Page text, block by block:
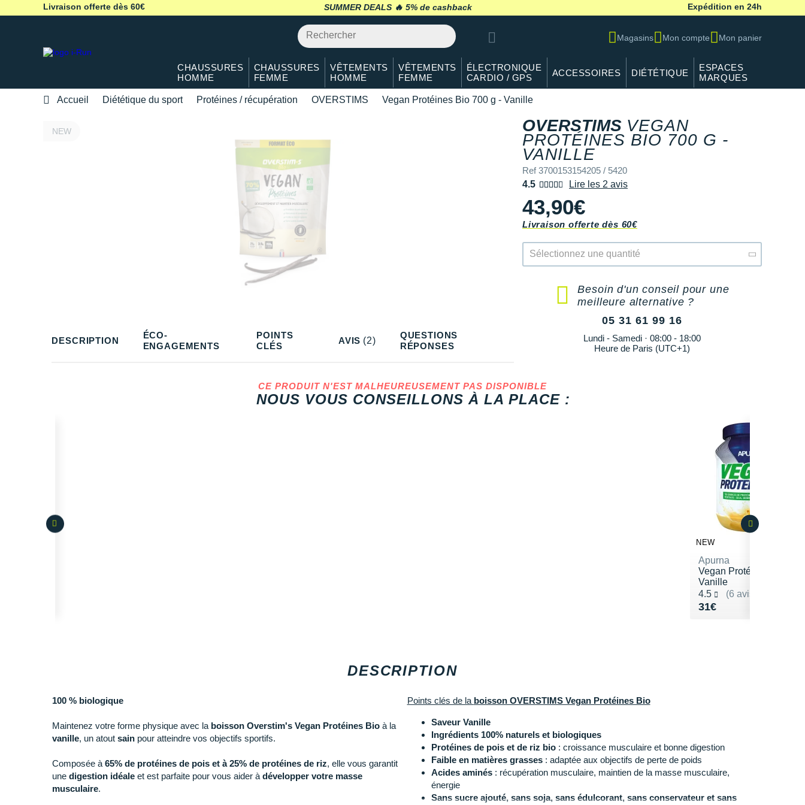
Livraison offerte dès 60€ SUMMER DEALS 🔥 retour 30 jours* Expédition en 24h
Magasins Mon compte Mon panier
CHAUSSURES
HOMME
CHAUSSURES
FEMME
VÊTEMENTS
HOMME
VÊTEMENTS
FEMME
ÉLECTRONIQUE
CARDIO / GPS
ACCESSOIRES DIÉTÉTIQUE
ESPACES
MARQUES
Accueil Diététique du sport Protéines / récupération OVERSTIMS Vegan Protéines Bio 700 g - Vanille
OVERSTIMS VEGAN
PROTÉINES BIO 700 G -
VANILLE
Ref 3700153154205 / 5420
4.5
Lire les 2 avis
43,90€
Livraison offerte dès 60€
Sélectionnez une quantité
Besoin d'un conseil pour une
meilleure alternative ?
05 31 61 99 16
Lundi - Samedi · 08:00 - 18:00
Heure de Paris (UTC+1)
NEW
DESCRIPTION
ÉCO-
ENGAGEMENTS
POINTS
CLÉS
AVIS (2)
QUESTIONS
RÉPONSES
CE PRODUIT N'EST MALHEUREUSEMENT PAS DISPONIBLE
NOUS VOUS CONSEILLONS À LA PLACE :
NEW
Apurna
Vegan Protéines -
Vanille
4.5
(6 avis)
Noté 4.5 sur 5
31€
Vendu 31€
DESCRIPTION
100 % biologique
Maintenez votre forme physique avec la boisson Overstim's Vegan Protéines Bio à la
vanille, un atout sain pour atteindre vos objectifs sportifs.
Composée à 65% de protéines de pois et à 25% de protéines de riz, elle vous garantit
une digestion idéale et est parfaite pour vous aider à développer votre masse
musculaire.
Points clés de la boisson OVERSTIMS Vegan Protéines Bio
Saveur Vanille
Ingrédients 100% naturels et biologiques
Protéines de pois et de riz bio: croissance musculaire et bonne digestion
Faible en matières grasses: adaptée aux objectifs de perte de poids
Acides aminés: récupération musculaire, maintien de la masse musculaire,
énergie
Sans sucre ajouté, sans soja, sans édulcorant, sans conservateur et sans